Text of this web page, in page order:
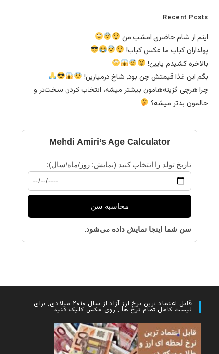
Recent Posts
اینم از شام حاضری امشب من
پولداران کباب ما عکس کباب!
بالاخره کشیدم پایین!
بگم این غذا قیمتش چن بود, شاخ درمیارین!
چرا هرچی گزینه‌هامون بیشتر میشه، انتخاب کردن سخت‌تر و
حالمون بدتر میشه؟
Mehdi Amiri’s Age Calculator
تاریخ تولد را انتخاب کنید (نمایش: روز/ماه/سال):
محاسبه سن
سن شما اینجا نمایش داده می‌شود.
قابل اعتماد ترین نرخ ارز آزاد از سال ۲۰۱۰ میلادی, برای
لیست کامل تمام نرخ ها , روی عکس کلیک کنید